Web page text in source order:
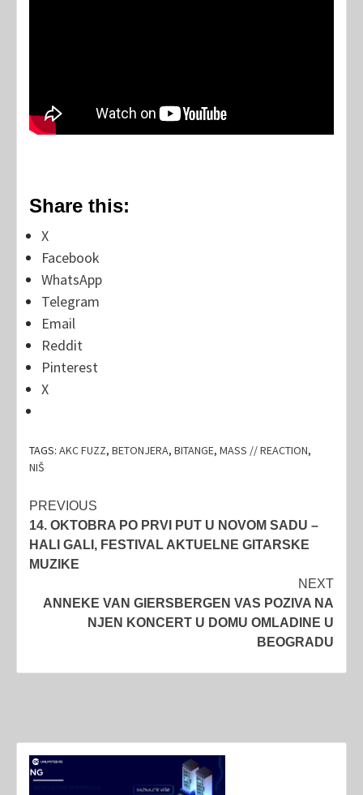
Share this:
X
Facebook
WhatsApp
Telegram
Email
Reddit
Pinterest
X
TAGS: AKC FUZZ, BETONJERA, BITANGE, MASS // REACTION,
NIŠ
Post
navigation
PREVIOUS
14. OKTOBRA PO PRVI PUT U NOVOM SADU –
HALI GALI, FESTIVAL AKTUELNE GITARSKE
MUZIKE
NEXT
ANNEKE VAN GIERSBERGEN VAS POZIVA NA
NJEN KONCERT U DOMU OMLADINE U
BEOGRADU